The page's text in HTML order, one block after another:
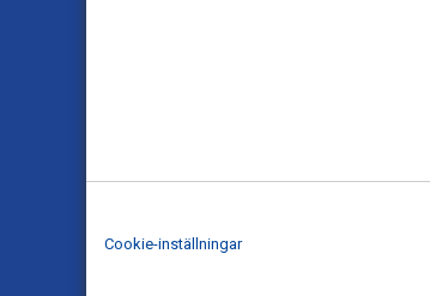
Cookie-inställningar